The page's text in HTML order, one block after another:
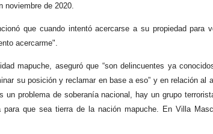
noviembre de 2020.
que cuando intentó acercarse a su propiedad para
acercarme".
mapuche, aseguró que “son delincuentes ya
su posición y reclamar en base a eso” y en relación al
un problema de soberanía nacional, hay un grupo
que sea tierra de la nación mapuche. En Villa